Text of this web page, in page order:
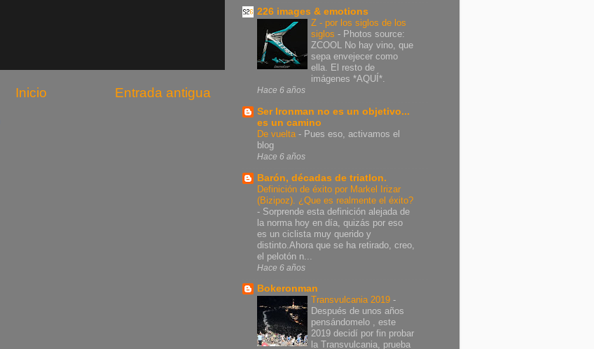
Entrada antigua
Inicio
226 images & emotions
Z - por los siglos de los
siglos - Photos source:
ZCOOL No hay vino, que
sepa envejecer como
ella. El resto de
imágenes *AQUÍ*.
Hace 6 años
Ser Ironman no es un objetivo...
es un camino
De vuelta - Pues eso, activamos el
blog
Hace 6 años
Barón, décadas de triatlon.
Definición de éxito por Markel Irizar
(Bizipoz). ¿Que es realmente el éxito?
- Sorprende esta definición alejada de
la norma hoy en día, quizás por eso
es un ciclista muy querido y
distinto.Ahora que se ha retirado, creo,
el pelotón n...
Hace 6 años
Bokeronman
Transvulcania 2019 -
Después de unos años
pensándomelo , este
2019 decidí por fin probar
la Transvulcania, prueba